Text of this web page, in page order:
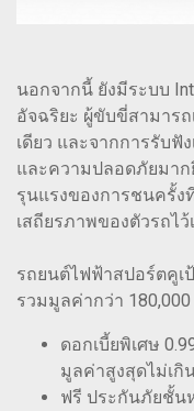
นอกจากนี้ ยังมีระบบ
อัจฉริยะ ผู้ขับขี่สามารถ
เดียว และจากการรับฟั
และความปลอดภัยมา
รุนแรงของการชนครั้ง
เสถียรภาพของตัวรถไ
รถยนต์ไฟฟ้าสปอร์ตคูเ
รวมมูลค่ากว่า
ดอกเบี้ยพิเศษ
มูลค่าสูงสุดไม่เกิ
ฟรี ประกันภัยชั้น